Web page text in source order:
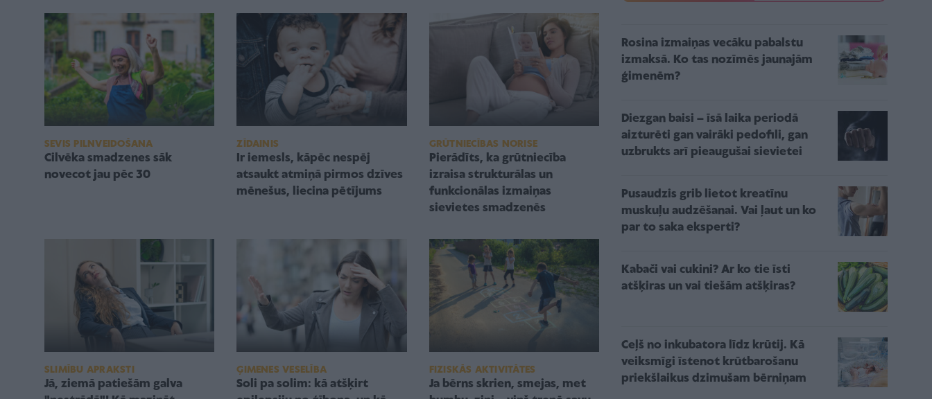
SEVIS PILNVEIDOŠANA
Cilvēka smadzenes sāk
novecot jau pēc 30
ZĪDAINIS
Ir iemesls, kāpēc nespēj
atsaukt atmiņā pirmos dzīves
mēnešus, liecina pētījums
GRŪTNIECĪBAS NORISE
Pierādīts, ka grūtniecība
izraisa strukturālas un
funkcionālas izmaiņas
sievietes smadzenēs
SLIMĪBU APRAKSTI
Jā, ziemā patiešām galva
ĢIMENES VESELĪBA
Soli pa solim: kā atšķirt
FIZISKĀS AKTIVITĀTES
Ja bērns skrien, smejas, met
Rosina izmaiņas vecāku pabalstu
izmaksā. Ko tas nozīmēs jaunajām
ģimenēm?
Diezgan baisi – īsā laika periodā
aizturēti gan vairāki pedofili, gan
uzbrukts arī pieaugušai sievietei
Pusaudzis grib lietot kreatīnu
muskuļu audzēšanai. Vai ļaut un ko
par to saka eksperti?
Kabači vai cukini? Ar ko tie īsti
atšķiras un vai tiešām atšķiras?
Ceļš no inkubatora līdz krūtij. Kā
veiksmīgi īstenot krūtbarošanu
priekšlaikus dzimušam bērniņam